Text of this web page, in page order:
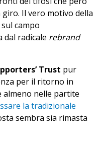
Il vero motivo della
campo
radicale rebrand
Trust pur
per il ritorno in
almeno nelle partite
la tradizionale
sembra sia rimasta